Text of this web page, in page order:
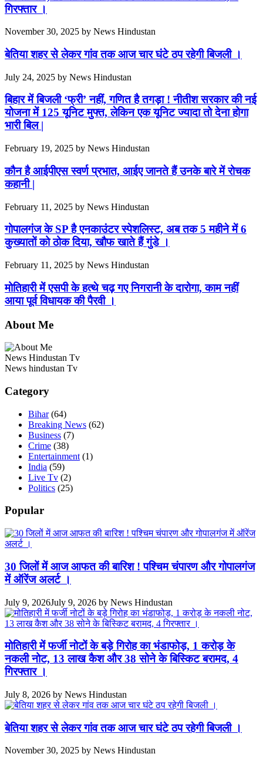
गिरफ्तार ।
November 30, 2025 by News Hindustan
बेतिया शहर से लेकर गांव तक आज चार घंटे ठप रहेगी बिजली ।
July 24, 2025 by News Hindustan
बिहार में बिजली ‘फ्री’ नहीं, गणित है तगड़ा ! नीतीश सरकार की नई
योजना में 125 यूनिट मुफ्त, लेकिन एक यूनिट ज्यादा तो देना होगा
भारी बिल |
February 19, 2025 by News Hindustan
कौन है आईपीएस स्वर्ण प्रभात, आईए जानते हैं उनके बारे में रोचक
कहानी |
February 11, 2025 by News Hindustan
गोपालगंज के SP है एनकाउंटर स्पेशलिस्ट, अब तक 5 महीने में 6
कुख्यातों को ठोक दिया, खौफ खाते हैं गुंडे ।
February 11, 2025 by News Hindustan
मोतिहारी में एसपी के हत्थे चढ़ गए निगरानी के दारोगा, काम नहीं
आया पूर्व विधायक की पैरवी ।
About Me
News Hindustan Tv
News hindustan Tv
Category
Bihar(64)
Breaking News (62)
Business (7)
Crime (38)
Entertainment (1)
India (59)
Live Tv (2)
Politics (25)
Popular
30 जिलों में आज आफत की बारिश ! पश्चिम चंपारण और गोपालगंज
में ऑरेंज अलर्ट ।
July 9, 2026July 9, 2026 by News Hindustan
मोतिहारी में फर्जी नोटों के बड़े गिरोह का भंडाफोड़, 1 करोड़ के
नकली नोट, 13 लाख कैश और 38 सोने के बिस्किट बरामद, 4
गिरफ्तार ।
July 8, 2026 by News Hindustan
बेतिया शहर से लेकर गांव तक आज चार घंटे ठप रहेगी बिजली ।
November 30, 2025 by News Hindustan